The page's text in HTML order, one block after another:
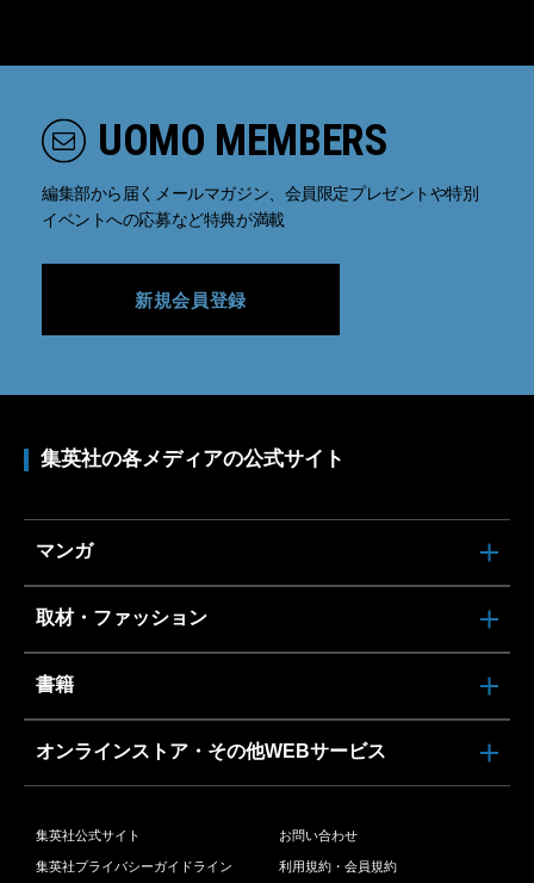
UOMO MEMBERS
編集部から届くメールマガジン、会員限定プレゼントや特別
イベントへの応募など特典が満載
新規会員登録
集英社の各メディアの公式サイト
マンガ
取材・ファッション
書籍
オンラインストア・その他WEBサービス
集英社公式サイト お問い合わせ
集英社プライバシーガイドライン 利用規約・会員規約